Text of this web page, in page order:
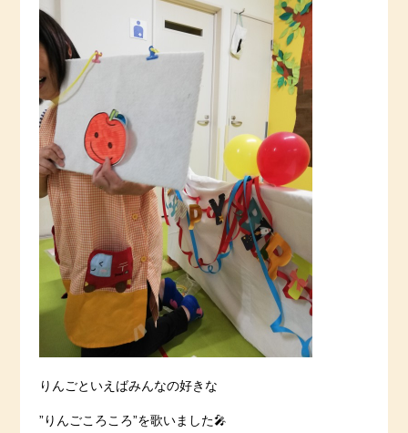
りんごといえばみんなの好きな
”りんごころころ”を歌いました🎤